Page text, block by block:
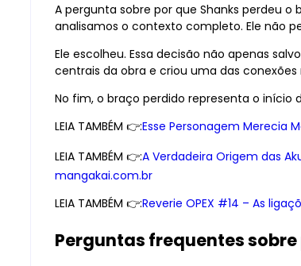
A pergunta sobre por que Shanks perdeu
analisamos o contexto completo. Ele não
Ele escolheu. Essa decisão não apenas
centrais da obra e criou uma das
No fim, o braço perdido representa o início
LEIA TAMBÉM 👉:Esse Personagem Merecia
LEIA TAMBÉM 👉:A Verdadeira Origem das
mangakai.com.br
LEIA TAMBÉM 👉:Reverie OPEX #14 – As
Perguntas frequentes